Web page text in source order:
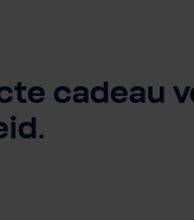
cadeau